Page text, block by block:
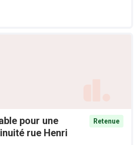
pour une
rue Henri
Retenue